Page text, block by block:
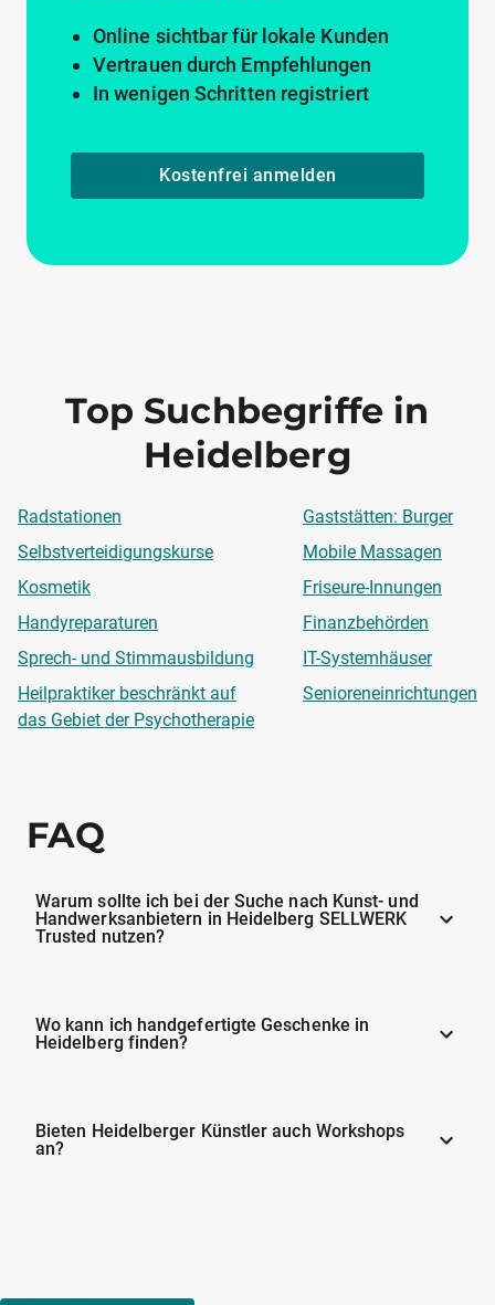
Online sichtbar für lokale Kunden
Vertrauen durch Empfehlungen
In wenigen Schritten registriert
Kostenfrei anmelden
Top Suchbegriffe in
Heidelberg
Radstationen
Gaststätten: Burger
Selbstverteidigungskurse
Mobile Massagen
Kosmetik
Friseure-Innungen
Handyreparaturen
Finanzbehörden
Sprech- und Stimmausbildung
IT-Systemhäuser
Heilpraktiker beschränkt auf
das Gebiet der Psychotherapie
Senioreneinrichtungen
FAQ
Warum sollte ich bei der Suche nach Kunst- und
Handwerksanbietern in Heidelberg SELLWERK
Trusted nutzen?
Wo kann ich handgefertigte Geschenke in
Heidelberg finden?
Bieten Heidelberger Künstler auch Workshops
an?